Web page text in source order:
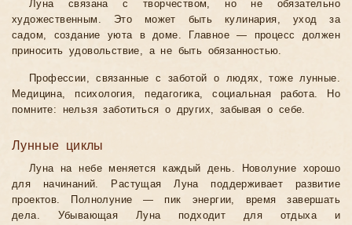
Луна связана с творчеством, но не обязательно
художественным. Это может быть кулинария, уход за
садом, создание уюта в доме. Главное — процесс должен
приносить удовольствие, а не быть обязанностью.
Профессии, связанные с заботой о людях, тоже лунные.
Медицина, психология, педагогика, социальная работа. Но
помните: нельзя заботиться о других, забывая о себе.
Лунные циклы
Луна на небе меняется каждый день. Новолуние хорошо
для начинаний. Растущая Луна поддерживает развитие
проектов. Полнолуние — пик энергии, время завершать
дела. Убывающая Луна подходит для отдыха и